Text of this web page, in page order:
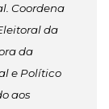
Coordena
da
da
e Político
aos